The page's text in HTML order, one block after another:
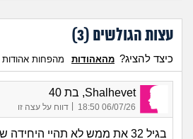
עצות הגולשים (3
)
כיצד להציג? מהאהודות מהפחות אהודות
Shalhevet, בת 40
06/07/26 18:50 דווח על עצה זו
בגיל 32 את ממש לא תהיי